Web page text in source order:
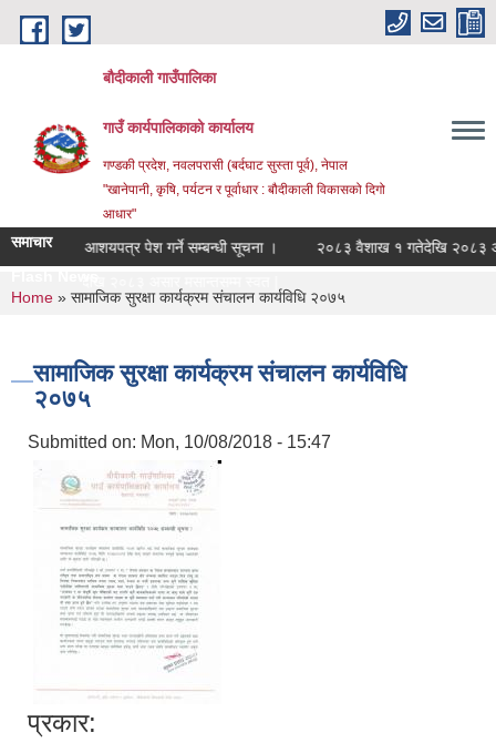
Skip to main content
बौदीकाली गाउँपालिका
गाउँ कार्यपालिकाको कार्यालय
गण्डकी प्रदेश, नवलपरासी (बर्दघाट सुस्ता पूर्व), नेपाल
"खानेपानी, कृषि, पर्यटन र पूर्वाधार : बौदीकाली विकासको दिगो
आधार"
समाचार
लागि आशयपत्र पेश गर्ने सम्बन्धी सूचना ।
२०८३ वैशाख १ गतेदेखि २०८३
You are here
Home » सामाजिक सुरक्षा कार्यक्रम संचालन कार्यविधि २०७५
सामाजिक सुरक्षा कार्यक्रम संचालन कार्यविधि
२०७५
Submitted on: Mon, 10/08/2018 - 15:47
प्रकार: